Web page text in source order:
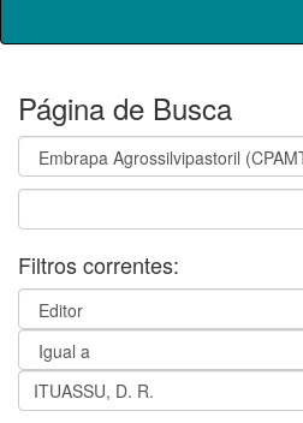
Página de Busca
Filtros correntes: